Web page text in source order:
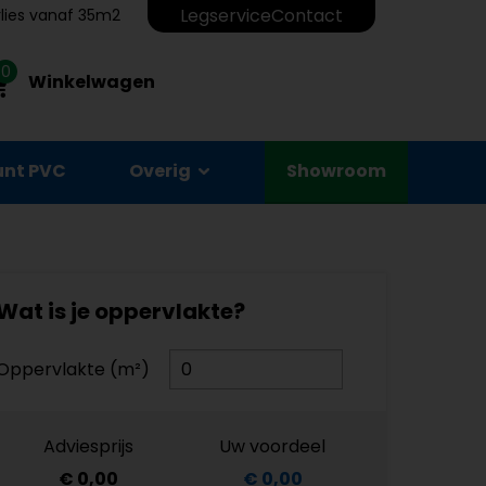
vanaf 35m2 LegserviceContact
0 Winkelwagen
PVC Overig Showroom
is je oppervlakte?
(m²)
Adviesprijs
€ 0,00
Uw voordeel
€ 0,00